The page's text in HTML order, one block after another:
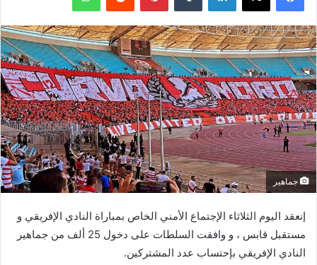
جماهير
إنعقد اليوم الثلاثاء الإجتماع الأمني الخاص بمباراة النادي الإفريقي و
مستقبل قابس ، و وافقت السلطات على دخول 25 ألف من جماهير
النادي الإفريقي بإحتساب عدد المشتركين.